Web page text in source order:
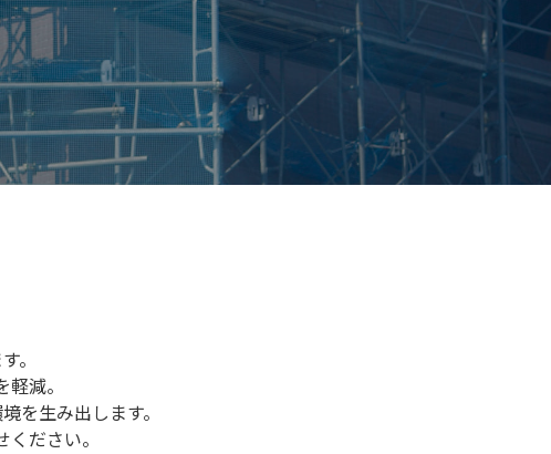
。
減。
を生み出します。
ださい。